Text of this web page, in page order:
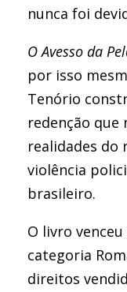
nunca foi
O Avesso da
por isso
Tenório
redenção
realidades do
violência
brasileiro.
O livro
categoria
direitos